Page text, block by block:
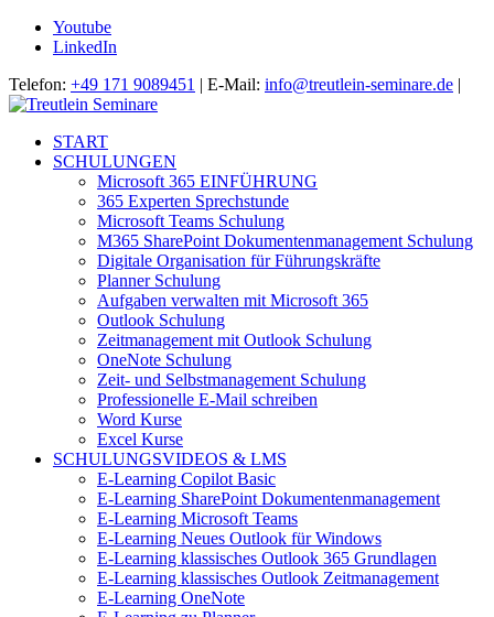
Youtube
LinkedIn
Telefon: +49 171 9089451 | E-Mail: info@treutlein-seminare.de |
START
SCHULUNGEN
Microsoft 365 EINFÜHRUNG
365 Experten Sprechstunde
Microsoft Teams Schulung
M365 SharePoint Dokumentenmanagement Schulung
Digitale Organisation für Führungskräfte
Planner Schulung
Aufgaben verwalten mit Microsoft 365
Outlook Schulung
Zeitmanagement mit Outlook Schulung
OneNote Schulung
Zeit- und Selbstmanagement Schulung
Professionelle E-Mail schreiben
Word Kurse
Excel Kurse
SCHULUNGSVIDEOS & LMS
E-Learning Copilot Basic
E-Learning SharePoint Dokumentenmanagement
E-Learning Microsoft Teams
E-Learning Neues Outlook für Windows
E-Learning klassisches Outlook 365 Grundlagen
E-Learning klassisches Outlook Zeitmanagement
E-Learning OneNote